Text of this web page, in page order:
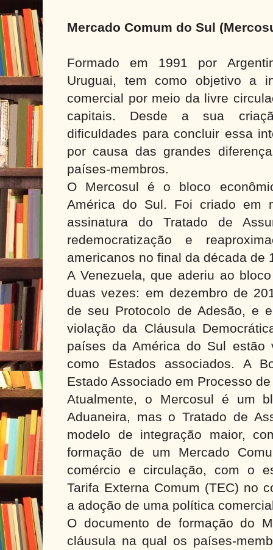
Mercado Comum do Sul
Formado em 1991 por
Uruguai, tem como objetivo a
comercial por meio da livre
capitais. Desde a sua
dificuldades para concluir essa
por causa das grandes
países-membros.
O Mercosul é o bloco
América do Sul. Foi criado em
assinatura do Tratado de
redemocratização e
americanos no final da década de
A Venezuela, que aderiu ao
duas vezes: em dezembro de
de seu Protocolo de Adesão, e
violação da Cláusula
países da América do Sul estão
como Estados associados. A
Estado Associado em Processo
Atualmente, o Mercosul é um
Aduaneira, mas o Tratado de
modelo de integração maior,
formação de um Mercado
comércio e circulação, com o
Tarifa Externa Comum (TEC) no
a adoção de uma política
O documento de formação do
cláusula na qual os países-